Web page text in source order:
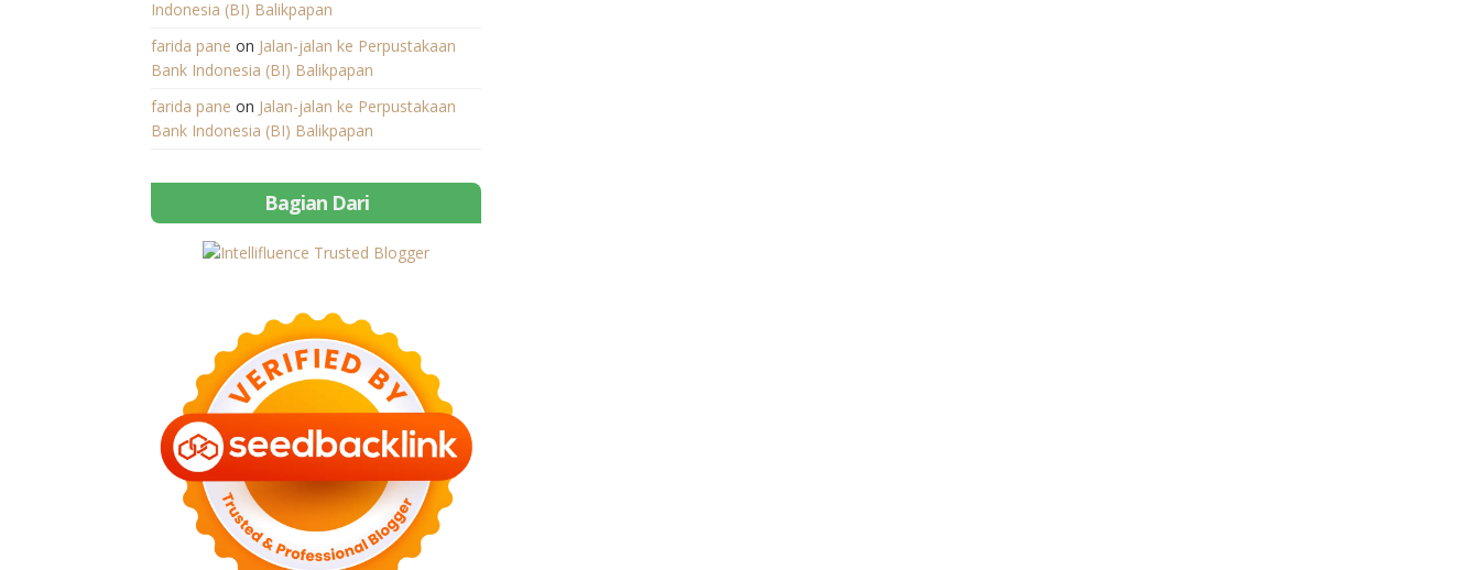
Indonesia (BI) Balikpapan
farida pane on Jalan-jalan ke Perpustakaan
Bank Indonesia (BI) Balikpapan
farida pane on Jalan-jalan ke Perpustakaan
Bank Indonesia (BI) Balikpapan
Bagian Dari